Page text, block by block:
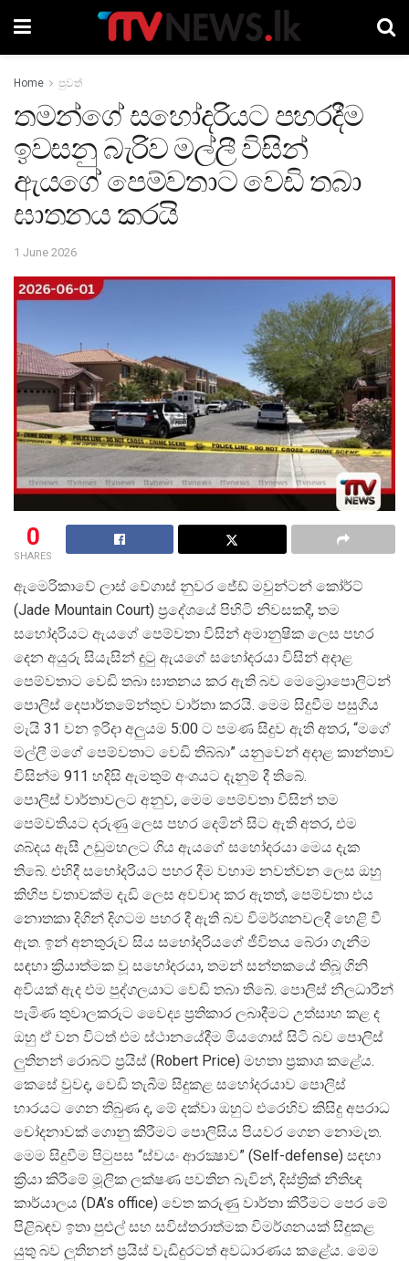
Home පුවත්
තමන්ගේ සහෝදරියට පහරදීම
ඉවසනු බැරිව මල්ලී විසින්
ඇයගේ පෙම්වතාට වෙඩි තබා
ඝාතනය කරයි
1 June 2026
0
SHARES
ඇමෙරිකාවේ ලාස් වේගාස් නුවර ජේඩ් මවුන්ටන් කෝර්ට්
(Jade Mountain Court) ප්රදේශයේ පිහිටි නිවසකදී, තම
සහෝදරියට ඇයගේ පෙම්වතා විසින් අමානුෂික ලෙස පහර
දෙන අයුරු සියැසින් දුටු ඇයගේ සහෝදරයා විසින් අදාළ
පෙම්වතාට වෙඩි තබා ඝාතනය කර ඇති බව මෙට්රොපොලිටන්
පොලිස් දෙපාර්තමේන්තුව වාර්තා කරයි. මෙම සිදුවීම පසුගිය
මැයි 31 වන ඉරිදා අලුයම 5:00 ට පමණ සිදුව ඇති අතර, “මගේ
මල්ලී මගේ පෙම්වතාට වෙඩි තිබ්බා” යනුවෙන් අදාළ කාන්තාව
විසින්ම 911 හදිසි ඇමතුම් අංශයට දැනුම් දී තිබේ.
පොලිස් වාර්තාවලට අනුව, මෙම පෙම්වතා විසින් තම
පෙම්වතියට දරුණු ලෙස පහර දෙමින් සිට ඇති අතර, එම
ශබ්දය ඇසී උඩුමහලට ගිය ඇයගේ සහෝදරයා මෙය දැක
තිබේ. එහිදී සහෝදරියට පහර දීම වහාම නවත්වන ලෙස ඔහු
කිහිප වතාවක්ම දැඩි ලෙස අවවාද කර ඇතත්, පෙම්වතා එය
නොතකා දිගින් දිගටම පහර දී ඇති බව විමර්ශනවලදී හෙළි වී
ඇත. ඉන් අනතුරුව සිය සහෝදරියගේ ජීවිතය බේරා ගැනීම
සඳහා ක්රියාත්මක වූ සහෝදරයා, තමන් සන්තකයේ තිබූ ගිනි
අවියක් ඇද එම පුද්ගලයාට වෙඩි තබා තිබේ. පොලිස් නිලධාරීන්
පැමිණ තුවාලකරුට වෛද් ය ප්රතිකාර ලබාදීමට උත්සාහ කළ ද
ඔහු ඒ වන විටත් එම ස්ථානයේදීම මියගොස් සිටි බව පොලිස්
ලුතිනන් රොබට් ප්රයිස් (Robert Price) මහතා ප්රකාශ කළේය.
කෙසේ වුවද, වෙඩි තැබීම සිදුකළ සහෝදරයාව පොලිස්
භාරයට ගෙන තිබුණ ද, මේ දක්වා ඔහුට එරෙහිව කිසිදු අපරාධ
චෝදනාවක් ගොනු කිරීමට පොලිසිය පියවර ගෙන නොමැත.
මෙම සිදුවීම පිටුපස “ස්වයං ආරක්ෂාව” (Self-defense) සඳහා
ක්රියා කිරීමේ මූලික ලක්ෂණ පවතින බැවින්, දිස්ත්රික් නීතිඥ
කාර්යාලය (DA’s office) වෙත කරුණු වාර්තා කිරීමට පෙර මේ
පිළිබඳව ඉතා පුළුල් සහ සවිස්තරාත්මක විමර්ශනයක් සිදුකළ
යුතු බව ලුතිනන් ප්රයිස් වැඩිදුරටත් අවධාරණය කළේය. මෙම